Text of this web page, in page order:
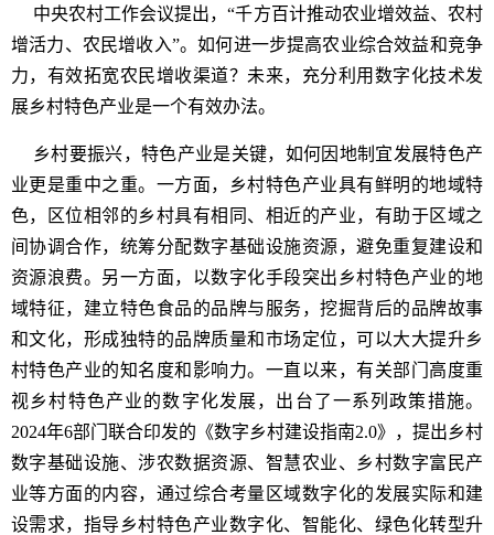
中央农村工作会议提出，“千方百计推动农业增效益、农村
增活力、农民增收入”。如何进一步提高农业综合效益和竞争
力，有效拓宽农民增收渠道？未来，充分利用数字化技术发
展乡村特色产业是一个有效办法。
乡村要振兴，特色产业是关键，如何因地制宜发展特色产
业更是重中之重。一方面，乡村特色产业具有鲜明的地域特
色，区位相邻的乡村具有相同、相近的产业，有助于区域之
间协调合作，统筹分配数字基础设施资源，避免重复建设和
资源浪费。另一方面，以数字化手段突出乡村特色产业的地
域特征，建立特色食品的品牌与服务，挖掘背后的品牌故事
和文化，形成独特的品牌质量和市场定位，可以大大提升乡
村特色产业的知名度和影响力。一直以来，有关部门高度重
视乡村特色产业的数字化发展，出台了一系列政策措施。
2024年6部门联合印发的《数字乡村建设指南2.0》，提出乡村
数字基础设施、涉农数据资源、智慧农业、乡村数字富民产
业等方面的内容，通过综合考量区域数字化的发展实际和建
设需求，指导乡村特色产业数字化、智能化、绿色化转型升